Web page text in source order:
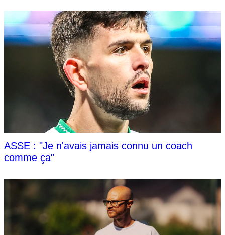
ASSE : "Je n'avais jamais connu un coach
comme ça"